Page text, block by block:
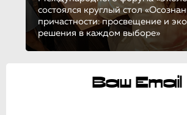
состоялся круглый стол
причастности: просвещение и
решения в каждом выборе»
Ваш Email